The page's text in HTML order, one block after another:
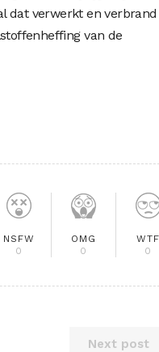
dat verwerkt en verbrand
van de
NSFW
0
OMG
0
WTF
0
Next post